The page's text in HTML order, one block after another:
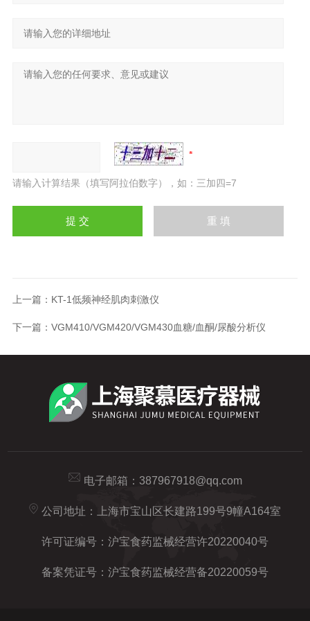
请输入计算结果（填写阿拉伯数字），如：三加四=7
上一篇： KT-1低频神经肌肉刺激仪
下一篇： VGM410/VGM420/VGM430血糖/血酮/尿酸分析仪
电子邮箱： 387967918@qq.com
公司地址：上海市宝山区长建路199号9幢A164室
许可证编号：沪宝食药监械经营许20220040号
备案凭证号：沪宝食药监械经营备20220059号